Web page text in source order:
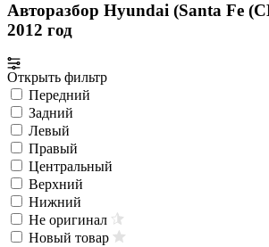
Авторазбор Hyundai (Santa Fe
2012 год
Открыть фильтр
Передний
Задний
Левый
Правый
Центральный
Верхний
Нижний
Не оригинал
Новый товар